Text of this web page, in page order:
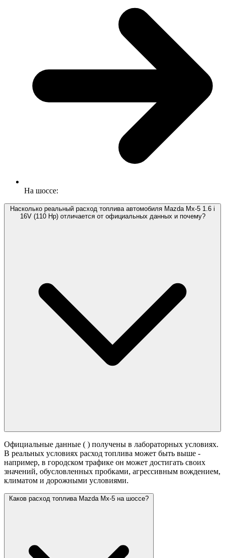
На шоссе:
Насколько реальный расход топлива автомобиля Mazda Mx-5 1.6 i
16V (110 Hp) отличается от официальных данных и почему?
Официальные данные ( ) получены в лабораторных условиях.
В реальных условиях расход топлива может быть выше -
например, в городском трафике он может достигать своих
значений, обусловленных пробками, агрессивным вождением,
климатом и дорожными условиями.
Каков расход топлива Mazda Mx-5 на шоссе?